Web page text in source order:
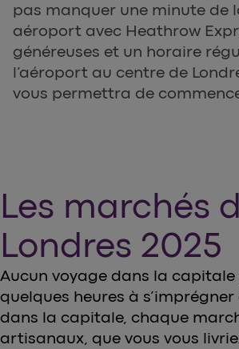
pas manquer une minute de
aéroport avec Heathrow
généreuses et un horaire
l’aéroport au centre de
vous permettra de
Les marchés
Londres 2025
Aucun voyage dans la capitale
quelques heures à
dans la capitale, chaque
artisanaux, que vous vous